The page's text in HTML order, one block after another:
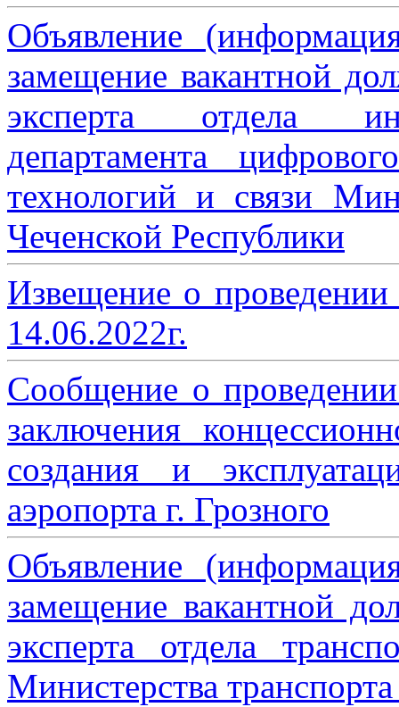
Объявление
замещение вакантной
эксперта отдела
департамента
технологий и связи
Чеченской Республики
Извещение о
14.06.2022г.
Сообщение о
заключения
создания и
аэропорта г. Грозного
Объявление
замещение вакантной
эксперта отдела
Министерства